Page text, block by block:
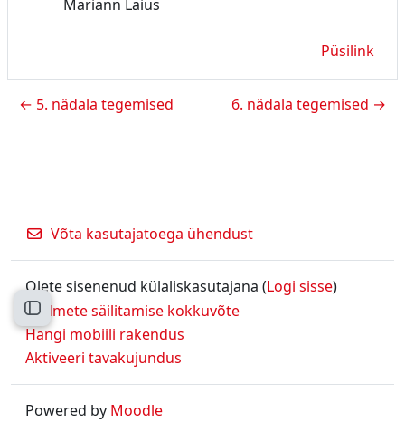
Ava kursuse sisukord
Mariann Laius
Püsilink
← 5. nädala tegemised 6. nädala tegemised →
Võta kasutajatoega ühendust
Olete sisenenud külaliskasutajana (Logi sisse)
Andmete säilitamise kokkuvõte
Hangi mobiili rakendus
Aktiveeri tavakujundus
Powered by Moodle